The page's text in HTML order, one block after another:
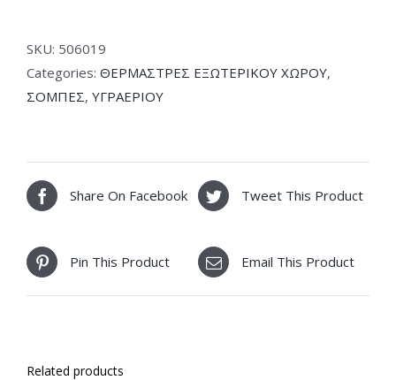
Υγραερίου
με
Ισχύ
16313
SKU: 506019
Categories: ΘΕΡΜΑΣΤΡΕΣ ΕΞΩΤΕΡΙΚΟΥ ΧΩΡΟΥ,
ΣΟΜΠΕΣ, ΥΓΡΑΕΡΙΟΥ
Share On Facebook Tweet This Product
Pin This Product Email This Product
Related products